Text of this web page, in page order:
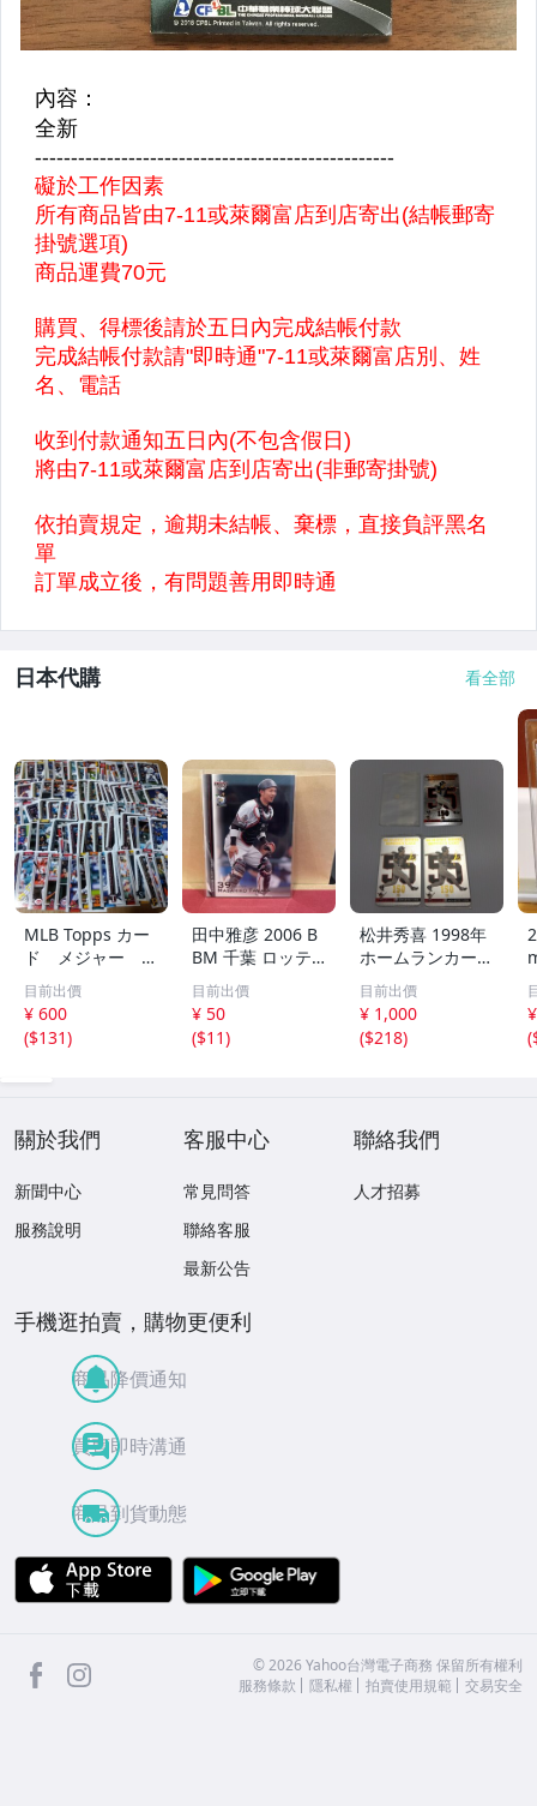
日本代購 看全部
MLB Topps カー
ド メジャー 1
00枚 2
目前出價
¥ 600
($131)
田中雅彦 2006 B
BM 千葉 ロッテ
マリーンズ トレ
カ プロ野球 カー
ド M37 スポーツ
アスリート トレ
目前出價
¥ 50
($11)
松井秀喜 1998年
ホームランカード
150号 記念カード
3枚セット 読売ジ
ャイアンツ 日本
テレビ 劇空間プ
目前出價
¥ 1,000
($218)
(
關於我們
新聞中心
服務說明
客服中心
常見問答
聯絡客服
最新公告
聯絡我們
人才招募
手機逛拍賣，購物更便利
商品降價通知
買賣即時溝通
商品到貨動態
APP Store
facebook ©2026 Yahoo台灣電子商務 保留所有權利
服務條款
隱私權 拍賣使用規範 交易安全